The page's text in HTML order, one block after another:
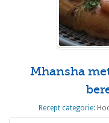
Mhansha
Recept categorie: